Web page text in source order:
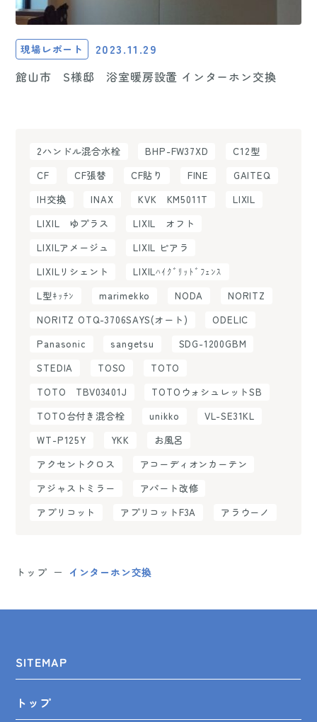
現場レポート 2023.11.29
館山市 S様邸 浴室暖房設置 インターホン交換
2ハンドル混合水栓 BHP-FW37XD
C12型
CF
CF張替 CF貼り FINE
GAITEQ
IH交換
INAX KVK KM5011T
LIXIL
LIXIL ゆプラス
LIXIL オフト
LIXILアメージュ
LIXIL ピアラ
LIXILリシェント
LIXILﾊｲｸﾞﾘｯﾄﾞﾌｪﾝｽ
L型ｷｯﾁﾝ
marimekko NODA
NORITZ
NORITZ OTQ-3706SAYS(オート)
ODELIC
Panasonic
sangetsu
SDG-1200GBM
STEDIA
TOSO
TOTO
TOTO TBV03401J
TOTOウォシュレットSB
TOTO台付き混合栓
unikko
VL-SE31KL
WT-P125Y
YKK
お風呂
アクセントクロス
アコーディオンカーテン
アジャストミラー
アパート改修
アプリコット
アプリコットF3A アラウーノ
トップ インターホン交換
SITEMAP
トップ